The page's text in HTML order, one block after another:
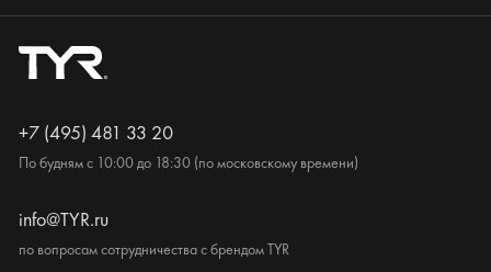
+7 (495) 481 33 20
По будням с 10:00 до 18:30 (по московскому времени)
info@TYR.ru
по вопросам сотрудничества с брендом TYR